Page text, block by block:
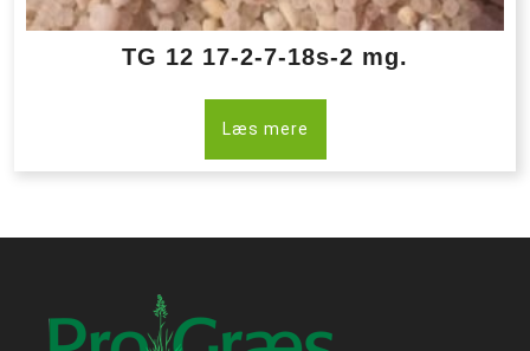
TG 12 17-2-7-18s-2 mg.
Læs mere